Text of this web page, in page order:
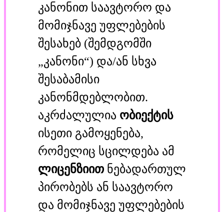
კანონით საავტორო და
მომიჯნავე უფლებების
შესახებ (შემდგომში
„კანონი“) და/ან სხვა
შესაბამისი
კანონმდებლობით.
აკრძალულია ობიექტის
ისეთი გამოყენება,
რომელიც სცილდება ამ
ლიცენზიით ნებადართულ
პირობებს ან საავტორო
და მომიჯნავე უფლებების